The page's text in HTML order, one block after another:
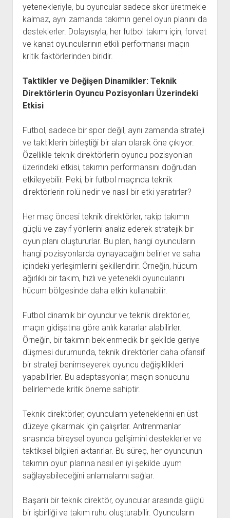
yetenekleriyle, bu oyuncular sadece skor üretmekle
kalmaz, aynı zamanda takımın genel oyun planını da
desteklerler. Dolayısıyla, her futbol takımı için, forvet
ve kanat oyuncularının etkili performansı maçın
kritik faktörlerinden biridir.
Taktikler ve Değişen Dinamikler: Teknik
Direktörlerin Oyuncu Pozisyonları Üzerindeki
Etkisi
Futbol, sadece bir spor değil, aynı zamanda strateji
ve taktiklerin birleştiği bir alan olarak öne çıkıyor.
Özellikle teknik direktörlerin oyuncu pozisyonları
üzerindeki etkisi, takımın performansını doğrudan
etkileyebilir. Peki, bir futbol maçında teknik
direktörlerin rolü nedir ve nasıl bir etki yaratırlar?
Her maç öncesi teknik direktörler, rakip takımın
güçlü ve zayıf yönlerini analiz ederek stratejik bir
oyun planı oluştururlar. Bu plan, hangi oyuncuların
hangi pozisyonlarda oynayacağını belirler ve saha
içindeki yerleşimlerini şekillendirir. Örneğin, hücum
ağırlıklı bir takım, hızlı ve yetenekli oyuncularını
hücum bölgesinde daha etkin kullanabilir.
Futbol dinamik bir oyundur ve teknik direktörler,
maçın gidişatına göre anlık kararlar alabilirler.
Örneğin, bir takımın beklenmedik bir şekilde geriye
düşmesi durumunda, teknik direktörler daha ofansif
bir strateji benimseyerek oyuncu değişiklikleri
yapabilirler. Bu adaptasyonlar, maçın sonucunu
belirlemede kritik öneme sahiptir.
Teknik direktörler, oyuncuların yeteneklerini en üst
düzeye çıkarmak için çalışırlar. Antrenmanlar
sırasında bireysel oyuncu gelişimini desteklerler ve
taktiksel bilgileri aktarırlar. Bu süreç, her oyuncunun
takımın oyun planına nasıl en iyi şekilde uyum
sağlayabileceğini anlamalarını sağlar.
Başarılı bir teknik direktör, oyuncular arasında güçlü
bir işbirliği ve takım ruhu oluşturabilir. Oyuncuların